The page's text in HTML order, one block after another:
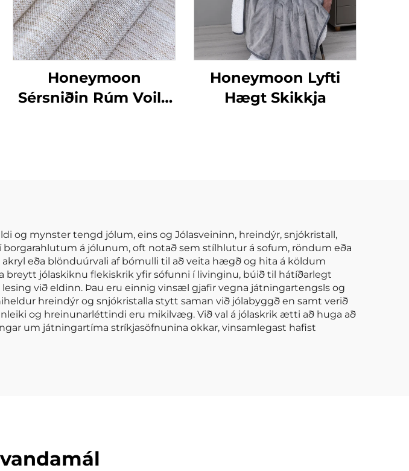
Honeymoon
Sérsniðin Rúm Voile
Honeymoon Lyfti
Hægt Skikkja
og mynster tengd jólum, eins og Jólasveininn, hreindýr, snjókristall,
á jólunum, oft notað sem stílhlutur á sofum, röndum eða
eða blönduúrvali af bómulli til að veita hægð og hita á köldum
jólaskiknu flekiskrik yfir sófunni í livinginu, búið til hátíðarlegt
við eldinn. Þau eru einnig vinsæl gjafir vegna játningartengsls og
hreindýr og snjókristalla stytt saman við jólabyggð en samt verið
og hreinunarléttindi eru mikilvæg. Við val á jólaskrik ætti að huga að
um játningartíma stríkjasöfnunina okkar, vinsamlegast hafist